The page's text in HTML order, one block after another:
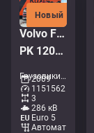
Новый
Volvo FM 9 380 6x2*4
PK 12002 / PLATFORM L=8003 mm
Грузовики - Крановая платформа • M215-6363
2009
1151562 км
3
286 кВ
Euro 5
Aвтомат